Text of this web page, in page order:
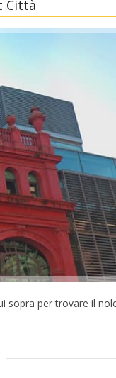
Città
sopra per trovare il